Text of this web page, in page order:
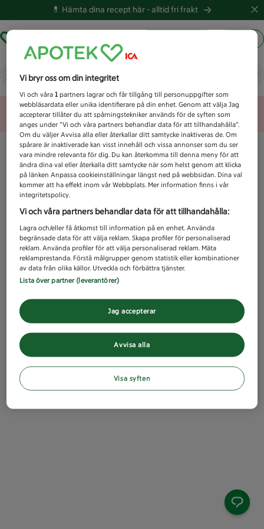
💊 Hämta dina recept här -alltid fri frakt
Vad letar du efter idag?
Unknown error
Vi bryr oss om din integritet
Vi och våra1 partners lagrar och får tillgång till personuppgifter som
webbläsardata eller unika identifierare på din enhet. Genom att välja Jag
accepterar tillåter du att spårningstekniker används för de syften som
anges under ”Vi och våra partners behandlar data för att tillhandahålla”.
Om du väljer Avvisa alla eller återkallar ditt samtycke inaktiveras de. Om
spårare är inaktiverade kan visst innehåll och vissa annonser som du ser
vara mindre relevanta för dig. Du kan återkomma till denna meny för att
ändra dina val eller återkalla ditt samtycke när som helst genom att klicka
på länken Anpassa cookieinställningar längst ned på webbsidan. Dina val
kommer att ha effekt inom vår Webbplats. Mer information finns i vår
integritetspolicy.
Vi och våra partners behandlar data för att tillhandahålla:
Lagra och/eller få åtkomst till information på en enhet. Använda
begränsade data för att välja reklam. Skapa profiler för personaliserad
reklam. Använda profiler för att välja personaliserad reklam. Mäta
reklamprestanda. Förstå målgrupper genom statistik eller kombinationer
av data från olika källor. Utveckla och förbättra tjänster.
Lista över partner (leverantörer)
Avvisa alla
Jag accepterar
Visa syften